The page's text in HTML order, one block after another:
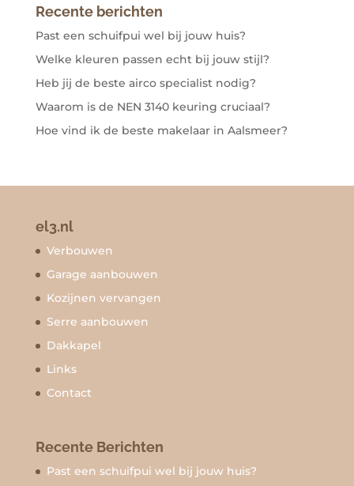
Recente berichten
Past een schuifpui wel bij jouw huis?
Welke kleuren passen echt bij jouw stijl?
Heb jij de beste airco specialist nodig?
Waarom is de NEN 3140 keuring cruciaal?
Hoe vind ik de beste makelaar in Aalsmeer?
el3.nl
Verbouwen
Garage aanbouwen
Kozijnen vervangen
Serre aanbouwen
Dakkapel
Links
Contact
Recente Berichten
Past een schuifpui wel bij jouw huis?